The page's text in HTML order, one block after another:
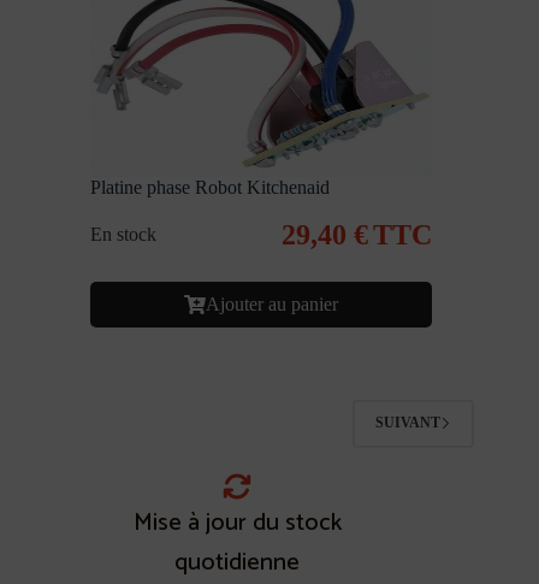
Platine phase Robot Kitchenaid
En stock 29,40 €TTC
Ajouter au panier
SUIVANT
Mise à jour du stock
quotidienne